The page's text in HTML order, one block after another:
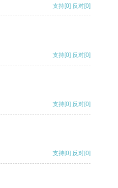
支持[0] 反对[0]
支持[0] 反对[0]
支持[0] 反对[0]
支持[0] 反对[0]